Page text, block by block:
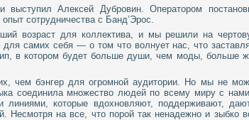
выступил Алексей Дубровин. Оператором
сотрудничества с Банд’Эрос.
возраст для коллектива, и мы решили на
самих себя — о том что волнует нас, что
в котором будет больше души, чем моды, больше
чем бэнгер для огромной аудитории. Но мы не
соединила множество людей по всему миру с
линиями, которые вдохновляют, поддерживают,
Несмотря на все, что порой так ненадежно и зыбко